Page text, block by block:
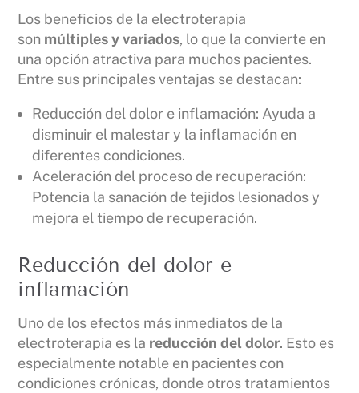
Los beneficios de la electroterapia
son múltiples y variados, lo que la convierte en
una opción atractiva para muchos pacientes.
Entre sus principales ventajas se destacan:
Reducción del dolor e inflamación: Ayuda a
disminuir el malestar y la inflamación en
diferentes condiciones.
Aceleración del proceso de recuperación:
Potencia la sanación de tejidos lesionados y
mejora el tiempo de recuperación.
Reducción del dolor e
inflamación
Uno de los efectos más inmediatos de la
electroterapia es la reducción del dolor. Esto es
especialmente notable en pacientes con
condiciones crónicas, donde otros tratamientos